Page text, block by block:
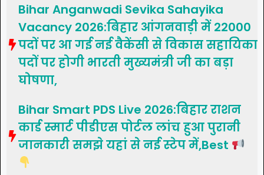
Bihar Anganwadi Sevika Sahayika
Vacancy 2026:बिहार आंगनवाड़ी में 22000
पदों पर आ गई नई वैकेंसी से विकास सहायिका
पदों पर होगी भारती मुख्यमंत्री जी का बड़ा
घोषणा,
Bihar Smart PDS Live 2026:बिहार राशन
कार्ड स्मार्ट पीडीएस पोर्टल लांच हुआ पुरानी
जानकारी समझे यहां से नई स्टेप में,Best